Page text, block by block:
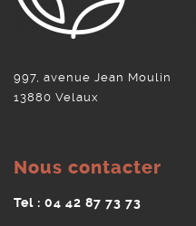
997, avenue Jean Moulin
13880 Velaux
Nous contacter
Tel : 04 42 87 73 73